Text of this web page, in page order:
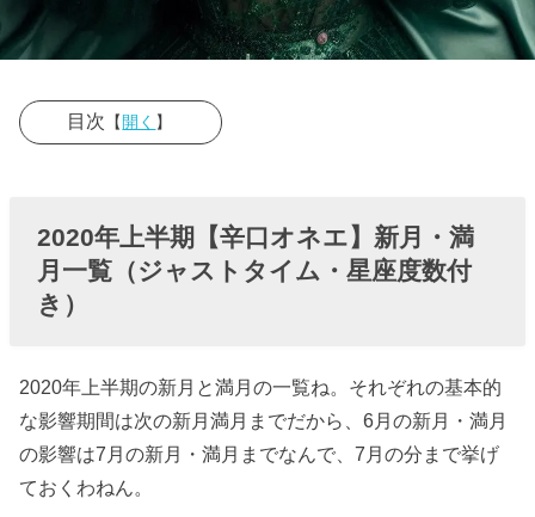
目次 【開く 】
エ】新月・満
月一覧（ジャ
ストタイム・
き）
» ■新月
や満月
の願い
2020年上半期【辛口オネエ】新月・満
月一覧（ジャストタイム・星座度数付
き）
2020年上半期の新月と満月の一覧ね。それぞれの基本的
な影響期間は次の新月満月までだから、6月の新月・満月
の影響は7月の新月・満月までなんで、7月の分まで挙げ
ておくわねん。